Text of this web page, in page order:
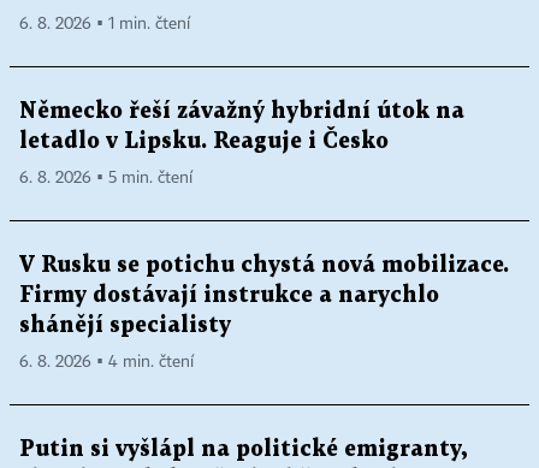
6. 8. 2026 ▪ 1 min. čtení
Německo řeší závažný hybridní útok na
letadlo v Lipsku. Reaguje i Česko
6. 8. 2026 ▪ 5 min. čtení
V Rusku se potichu chystá nová mobilizace.
Firmy dostávají instrukce a narychlo
shánějí specialisty
6. 8. 2026 ▪ 4 min. čtení
Putin si vyšlápl na politické emigranty,